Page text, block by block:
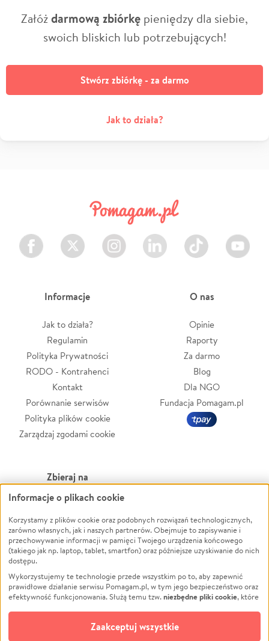
Załóżdarmową zbiórkę pieniędzy dla siebie,
swoich bliskich lub potrzebujących!
Stwórz zbiórkę - za darmo
Jak to działa?
Facebook Twitter Instagram LinkedIn TikTok Youtube
Informacje
Jak to działa?
Regulamin
Polityka Prywatności
RODO - Kontrahenci
Kontakt
Porównanie serwisów
Polityka plików cookie
Zarządzaj zgodami cookie
O nas
Opinie
Raporty
Za darmo
Blog
Dla NGO
Fundacja Pomagam.pl
Zbieraj na
Leczenie
Zwierzęta
Pożar
Ukraina
Pomoc Finansowa
Projekty
Pogrzeb
Społeczność lokalna
Powódź
Wichura
NGO
Edukacja
Podróż
Impreza
Ochrona środowiska
Informacje o plikach cookie
Korzystamy z plików cookie oraz podobnych rozwiązań technologicznych,
zarówno własnych, jak i naszych partnerów. Obejmuje to zapisywanie i
przechowywanie informacji w pamięci Twojego urządzenia końcowego
(takiego jak np. laptop, tablet, smartfon) oraz późniejsze uzyskiwanie do nich
dostępu.
Wykorzystujemy te technologie przede wszystkim po to, aby zapewnić
prawidłowe działanie serwisu Pomagam.pl, w tym jego bezpieczeństwo oraz
efektywność funkcjonowania. Służą temu tzw.niezbędne pliki cookie, które
opcjonalnych plików cookie
technologii do celów analitycznych i retargetingowych. Możesz wyrazić
Zaakceptuj wszystkie